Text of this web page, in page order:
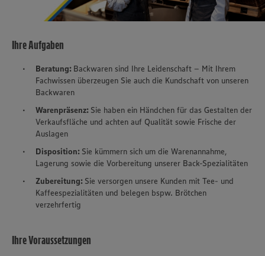
Ihre Aufgaben
Beratung: Backwaren sind Ihre Leidenschaft – Mit Ihrem
Fachwissen überzeugen Sie auch die Kundschaft von unseren
Backwaren
Warenpräsenz: Sie haben ein Händchen für das Gestalten der
Verkaufsfläche und achten auf Qualität sowie Frische der
Auslagen
Disposition: Sie kümmern sich um die Warenannahme,
Lagerung sowie die Vorbereitung unserer Back-Spezialitäten
Zubereitung: Sie versorgen unsere Kunden mit Tee- und
Kaffeespezialitäten und belegen bspw. Brötchen
verzehrfertig
Ihre Voraussetzungen